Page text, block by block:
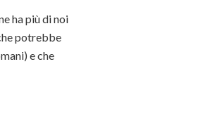
ha più di noi
potrebbe
e che